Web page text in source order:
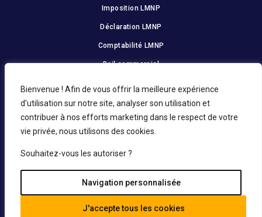
Bienvenue ! Afin de vous offrir la meilleure expérience
d'utilisation sur notre site, analyser son utilisation et
contribuer à nos efforts marketing dans le respect de votre
vie privée, nous utilisons des cookies.
Souhaitez-vous les autoriser ?
Navigation personnalisée
J'accepte tous les cookies
Imposition LMNP
Déclaration LMNP
Comptabilité LMNP
Bail commercial